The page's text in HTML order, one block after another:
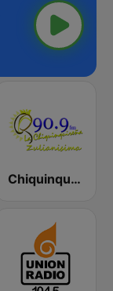
Chiquinquireña